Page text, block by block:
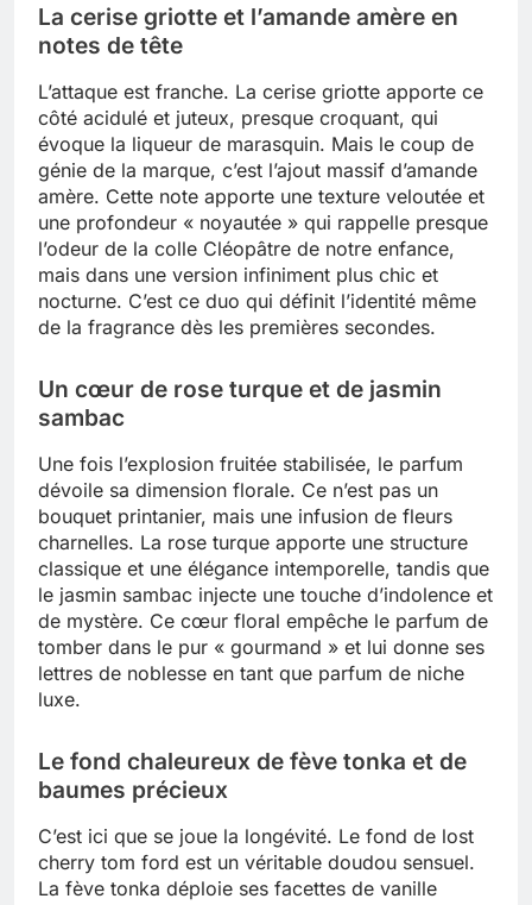
La cerise griotte et l’amande amère en
notes de tête
L’attaque est franche. La cerise griotte apporte ce
côté acidulé et juteux, presque croquant, qui
évoque la liqueur de marasquin. Mais le coup de
génie de la marque, c’est l’ajout massif d’amande
amère. Cette note apporte une texture veloutée et
une profondeur « noyautée » qui rappelle presque
l’odeur de la colle Cléopâtre de notre enfance,
mais dans une version infiniment plus chic et
nocturne. C’est ce duo qui définit l’identité même
de la fragrance dès les premières secondes.
Un cœur de rose turque et de jasmin
sambac
Une fois l’explosion fruitée stabilisée, le parfum
dévoile sa dimension florale. Ce n’est pas un
bouquet printanier, mais une infusion de fleurs
charnelles. La rose turque apporte une structure
classique et une élégance intemporelle, tandis que
le jasmin sambac injecte une touche d’indolence et
de mystère. Ce cœur floral empêche le parfum de
tomber dans le pur « gourmand » et lui donne ses
lettres de noblesse en tant que parfum de niche
luxe.
Le fond chaleureux de fève tonka et de
baumes précieux
C’est ici que se joue la longévité. Le fond de lost
cherry tom ford est un véritable doudou sensuel.
La fève tonka déploie ses facettes de vanille